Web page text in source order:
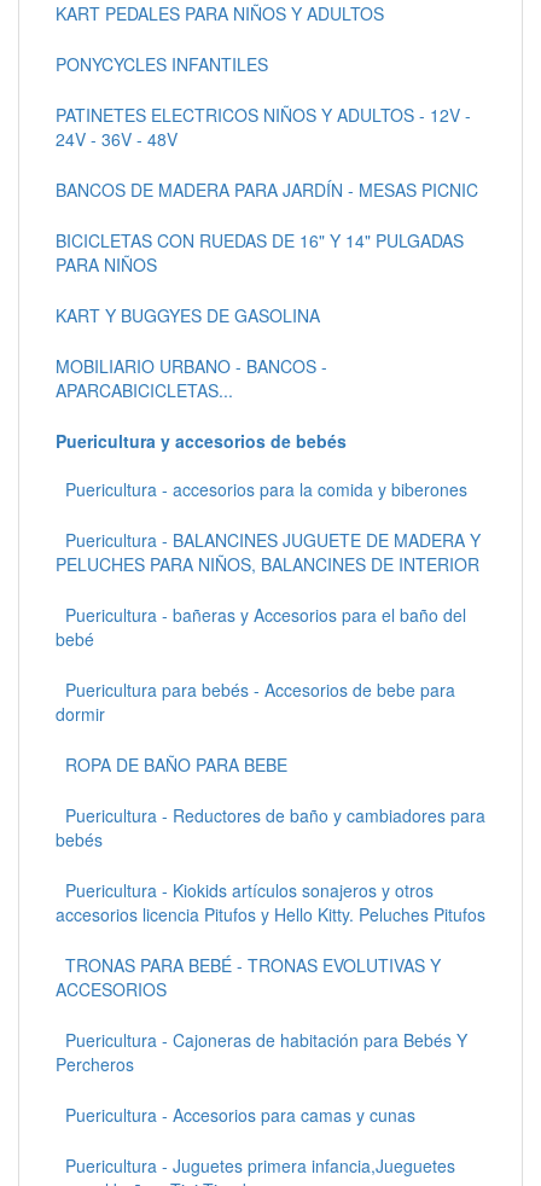
KART PEDALES PARA NIÑOS Y ADULTOS
PONYCYCLES INFANTILES
PATINETES ELECTRICOS NIÑOS Y ADULTOS - 12V -
24V - 36V - 48V
BANCOS DE MADERA PARA JARDÍN - MESAS PICNIC
BICICLETAS CON RUEDAS DE 16" Y 14" PULGADAS
PARA NIÑOS
KART Y BUGGYES DE GASOLINA
MOBILIARIO URBANO - BANCOS -
APARCABICICLETAS...
Puericultura y accesorios de bebés
Puericultura - accesorios para la comida y biberones
Puericultura - BALANCINES JUGUETE DE MADERA Y
PELUCHES PARA NIÑOS, BALANCINES DE INTERIOR
Puericultura - bañeras y Accesorios para el baño del
bebé
Puericultura para bebés - Accesorios de bebe para
dormir
ROPA DE BAÑO PARA BEBE
Puericultura - Reductores de baño y cambiadores para
bebés
Puericultura - Kiokids artículos sonajeros y otros
accesorios licencia Pitufos y Hello Kitty. Peluches Pitufos
TRONAS PARA BEBÉ - TRONAS EVOLUTIVAS Y
ACCESORIOS
Puericultura - Cajoneras de habitación para Bebés Y
Percheros
Puericultura - Accesorios para camas y cunas
Puericultura - Juguetes primera infancia,Jueguetes